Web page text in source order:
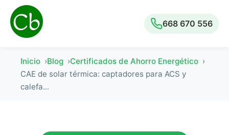
668 670 556
Inicio Blog
Certificados de Ahorro Energético
CAE de solar térmica: captadores para ACS y
calefa...